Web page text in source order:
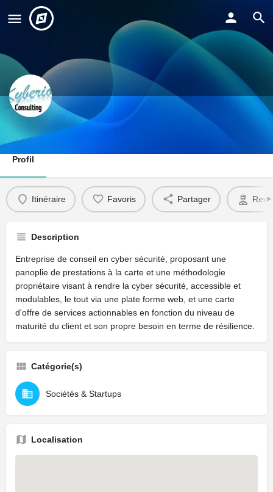
KYBERION ADVISORY SERVICES
Profil
Itinéraire Favoris Partager
Description
Entreprise de conseil en cyber sécurité, proposant une
panoplie de prestations à la carte et une méthodologie
propriétaire visant à rendre la cyber sécurité, accessible et
modulables, le tout via une plate forme web, et une carte
d'offre de services actionnables en fonction du niveau de
maturité du client et son propre besoin en terme de résilience.
Catégorie(s)
Sociétés & Startups
Localisation